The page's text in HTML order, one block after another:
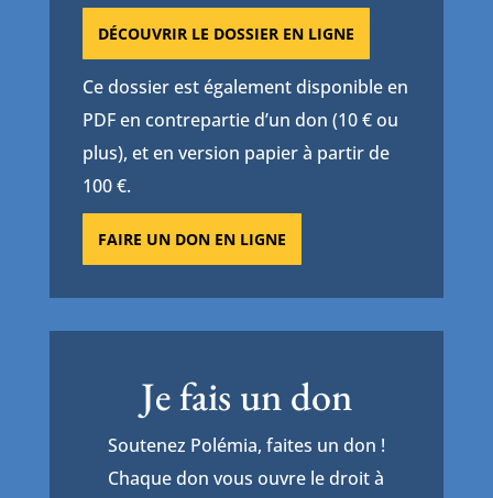
DÉCOUVRIR LE DOSSIER EN LIGNE
Ce dossier est également disponible en
PDF en contrepartie d’un don (10 € ou
plus), et en version papier à partir de
100 €.
FAIRE UN DON EN LIGNE
Je fais un don
Soutenez Polémia, faites un don !
Chaque don vous ouvre le droit à